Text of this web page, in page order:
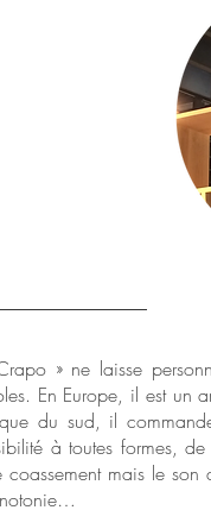
» ne laisse
En Europe, il est un
du sud, il
à toutes formes,
coassement mais le son